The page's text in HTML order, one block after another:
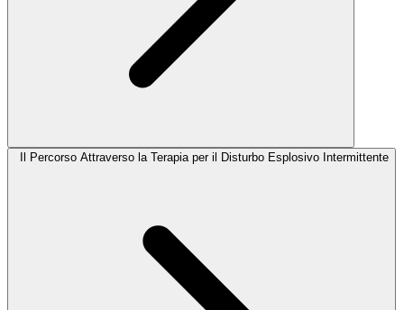
Il Percorso Attraverso la Terapia per il Disturbo Esplosivo Intermittente